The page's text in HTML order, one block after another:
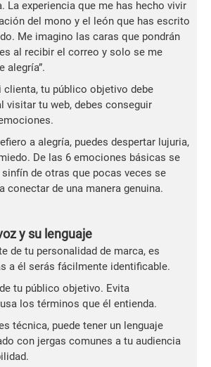
La experiencia que me has hecho vivir
del mono y el león que has escrito
Me imagino las caras que pondrán
al recibir el correo y solo se me
alegría”.
clienta, tu público objetivo debe
visitar tu web, debes conseguir
a alegría, puedes despertar lujuria,
De las 6 emociones básicas se
sinfín de otras que pocas veces se
conectar de una manera genuina.
y su lenguaje
de tu personalidad de marca, es
a él serás fácilmente identificable.
tu público objetivo. Evita
los términos que él entienda.
técnica, puede tener un lenguaje
con jergas comunes a tu audiencia